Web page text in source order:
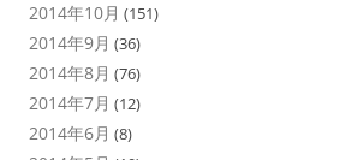
2014年10月 (151)
2014年9月 (36)
2014年8月 (76)
2014年7月 (12)
2014年6月 (8)